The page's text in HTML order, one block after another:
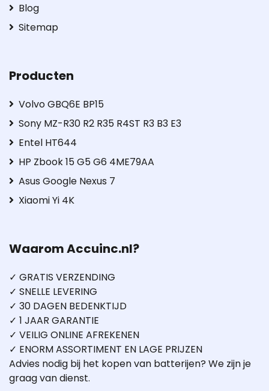
Blog
Sitemap
Producten
Volvo GBQ6E BP15
Sony MZ-R30 R2 R35 R4ST R3 B3 E3
Entel HT644
HP Zbook 15 G5 G6 4ME79AA
Asus Google Nexus 7
Xiaomi Yi 4K
Waarom Accuinc.nl?
✓ GRATIS VERZENDING
✓ SNELLE LEVERING
✓ 30 DAGEN BEDENKTIJD
✓ 1 JAAR GARANTIE
✓ VEILIG ONLINE AFREKENEN
✓ ENORM ASSORTIMENT EN LAGE PRIJZEN
Advies nodig bij het kopen van batterijen? We zijn je
graag van dienst.